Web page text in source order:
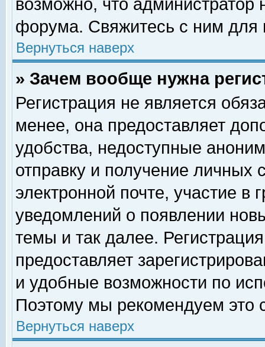
возможно, что
форума. Свяжитесь с ним для
Вернуться наверх
» Зачем вообще нужна
Регистрация не является
менее, она предоставляет
удобства, недоступные
отправку и получение личных
электронной почте, участие в
уведомлений о появлении
темы и так далее.
предоставляет
и удобные возможности по
Поэтому мы рекомендуем это
Вернуться наверх